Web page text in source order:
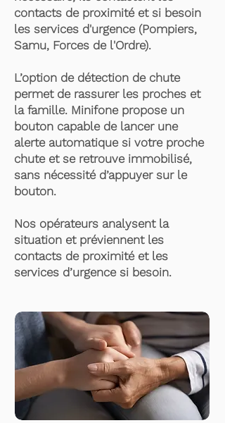
contacts de proximité et si besoin
les services d'urgence (Pompiers,
Samu, Forces de l'Ordre).
L’option de détection de chute
permet de rassurer les proches et
la famille. Minifone propose un
bouton capable de lancer une
alerte automatique si votre proche
chute et se retrouve immobilisé,
sans nécessité d’appuyer sur le
bouton.
Nos opérateurs analysent la
situation et préviennent les
contacts de proximité et les
services d’urgence si besoin.